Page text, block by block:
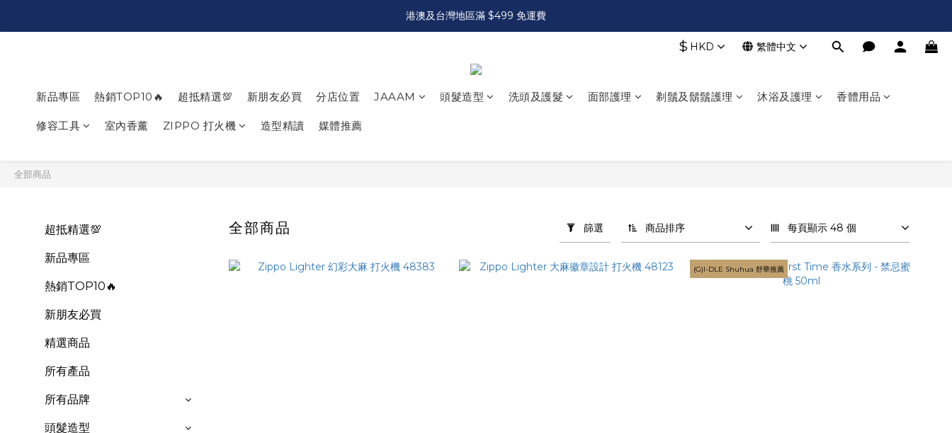
港澳及台灣地區滿 $499 免運費
$ HKD 繁體中文
新品專區 熱銷TOP10🔥 超抵精選💯 新朋友必買 分店位置 JAAAM 頭髮造型 洗頭及護髮 面部護理 剃鬚及鬍鬚護理 沐浴及護理 香體用品
修容工具 室內香薰 ZIPPO 打火機 造型精讀 媒體推薦
全部商品
超抵精選💯
新品專區
熱銷TOP10🔥
新朋友必買
精選商品
所有產品
所有品牌
頭髮造型
全部商品 篩選 商品排序 每頁顯示 48 個
(G)I-DLE Shuhua 舒華推薦